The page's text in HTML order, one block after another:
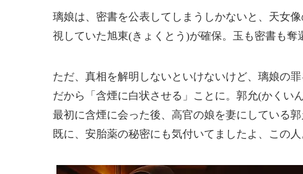
璃娘は、密書を公表してしまうしかないと、天女
視していた旭東(きょくとう)が確保。玉も密書も奪
ただ、真相を解明しないといけないけど、璃娘の
だから「含煙に白状させる」ことに。郭允(かくい
最初に含煙に会った後、高官の娘を妻にしている
既に、安胎薬の秘密にも気付いてましたよ、この人